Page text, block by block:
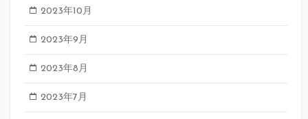
2023年10月
2023年9月
2023年8月
2023年7月